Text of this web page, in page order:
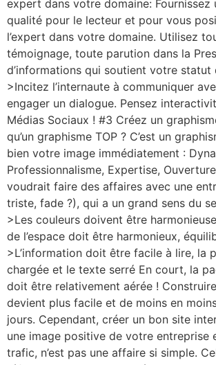
expert dans votre domaine: Fournissez
qualité pour le lecteur et pour vous
l’expert dans votre domaine. Utilisez
témoignage, toute parution dans la
d’informations qui soutient votre statut
>Incitez l’internaute à communiquer
engager un dialogue. Pensez
Médias Sociaux ! #3 Créez un
qu’un graphisme TOP ? C’est un
bien votre image immédiatement :
Professionnalisme, Expertise,
voudrait faire des affaires avec une
triste, fade ?), qui a un grand sens du
>Les couleurs doivent être
de l’espace doit être harmonieux,
>L’information doit être facile à lire, la
chargée et le texte serré En court, la
doit être relativement aérée !
devient plus facile et de moins en
jours. Cependant, créer un bon site
une image positive de votre entreprise
trafic, n’est pas une affaire si simple.